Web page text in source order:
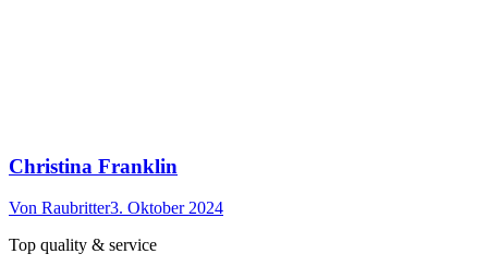
Christina Franklin
Von Raubritter3. Oktober 2024
Top quality & service